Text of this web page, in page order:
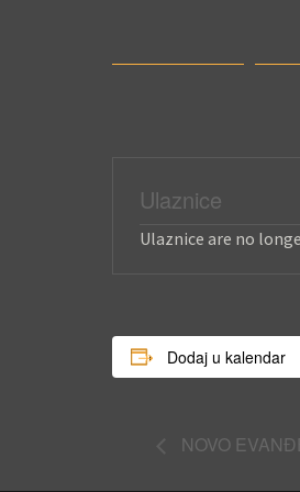
Ulaznice
Ulaznice are no
Dodaj u kalendar
NOVO